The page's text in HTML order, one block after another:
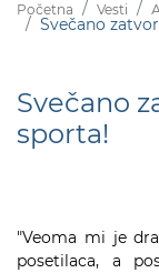
Početna Vesti
Svečano
Svečano
sporta!
"Veoma mi je
posetilaca, a